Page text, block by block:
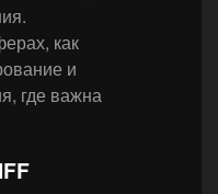
как
и
где важна